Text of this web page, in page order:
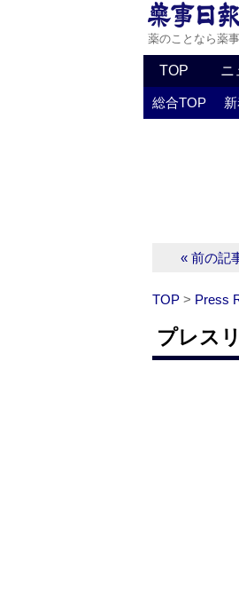
薬のことなら薬
TOP ニ
総合TOP
« 前の記
TOP > Press
プレス